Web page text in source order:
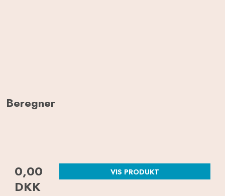
Beregner
0,00
DKK
VIS PRODUKT